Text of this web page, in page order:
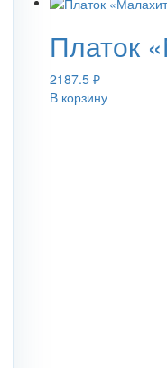
Платок
2187.5 ₽
В корзину